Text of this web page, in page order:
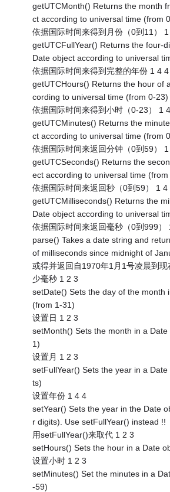
getUTCMonth() Returns the month
ct according to universal time (from
依据国际时间来得到月份（0到11）
getUTCFullYear() Returns the four-
Date object according to universal
依据国际时间来得到完整的年份 1 4 4
getUTCHours() Returns the hour of
cording to universal time (from 0-23)
依据国际时间来得到小时（0-23） 1
getUTCMinutes() Returns the
ct according to universal time (from
依据国际时间来返回分钟（0到59）
getUTCSeconds() Returns the
ect according to universal time (from
依据国际时间来返回秒（0到59） 1 4
getUTCMilliseconds() Returns the
Date object according to universal
依据国际时间来返回毫秒（0到999）
parse() Takes a date string and
of milliseconds since midnight of
或得并返回自1970年1月1号凌晨到现
少毫秒 1 2 3
setDate() Sets the day of the month
(from 1-31)
设置日 1 2 3
setMonth() Sets the month in a Date
1)
设置月 1 2 3
setFullYear() Sets the year in a
ts)
设置年份 1 4 4
setYear() Sets the year in the Date
r digits). Use setFullYear() instead !!
用setFullYear()来取代 1 2 3
setHours() Sets the hour in a Date
设置小时 1 2 3
setMinutes() Set the minutes in a
-59)